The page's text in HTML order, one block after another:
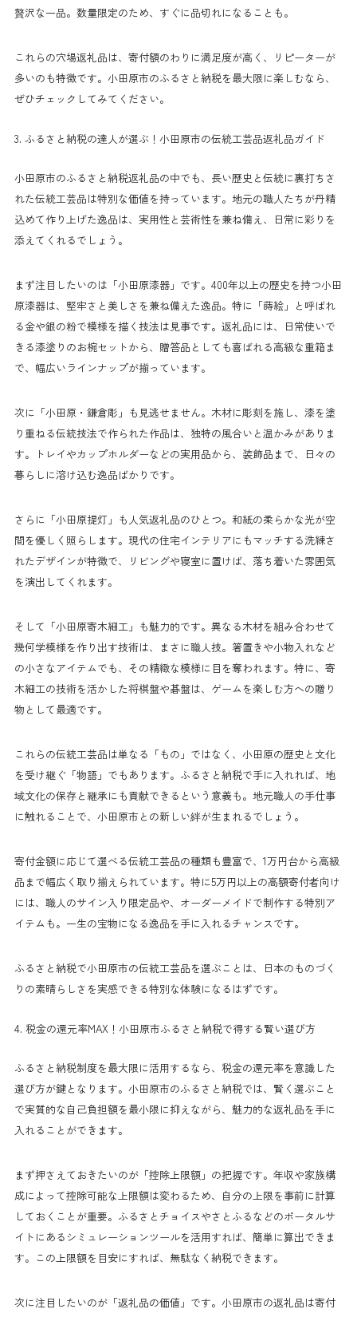
贅沢な一品。数量限定のため、すぐに品切れになることも。
これらの穴場返礼品は、寄付額のわりに満足度が高く、リピーターが
多いのも特徴です。小田原市のふるさと納税を最大限に楽しむなら、
ぜひチェックしてみてください。
3. ふるさと納税の達人が選ぶ！小田原市の伝統工芸品返礼品ガイド
小田原市のふるさと納税返礼品の中でも、長い歴史と伝統に裏打ちさ
れた伝統工芸品は特別な価値を持っています。地元の職人たちが丹精
込めて作り上げた逸品は、実用性と芸術性を兼ね備え、日常に彩りを
添えてくれるでしょう。
まず注目したいのは「小田原漆器」です。400年以上の歴史を持つ小田
原漆器は、堅牢さと美しさを兼ね備えた逸品。特に「蒔絵」と呼ばれ
る金や銀の粉で模様を描く技法は見事です。返礼品には、日常使いで
きる漆塗りのお椀セットから、贈答品としても喜ばれる高級な重箱ま
で、幅広いラインナップが揃っています。
次に「小田原・鎌倉彫」も見逃せません。木材に彫刻を施し、漆を塗
り重ねる伝統技法で作られた作品は、独特の風合いと温かみがありま
す。トレイやカップホルダーなどの実用品から、装飾品まで、日々の
暮らしに溶け込む逸品ばかりです。
さらに「小田原提灯」も人気返礼品のひとつ。和紙の柔らかな光が空
間を優しく照らします。現代の住宅インテリアにもマッチする洗練さ
れたデザインが特徴で、リビングや寝室に置けば、落ち着いた雰囲気
を演出してくれます。
そして「小田原寄木細工」も魅力的です。異なる木材を組み合わせて
幾何学模様を作り出す技術は、まさに職人技。箸置きや小物入れなど
の小さなアイテムでも、その精緻な模様に目を奪われます。特に、寄
木細工の技術を活かした将棋盤や碁盤は、ゲームを楽しむ方への贈り
物として最適です。
これらの伝統工芸品は単なる「もの」ではなく、小田原の歴史と文化
を受け継ぐ「物語」でもあります。ふるさと納税で手に入れれば、地
域文化の保存と継承にも貢献できるという意義も。地元職人の手仕事
に触れることで、小田原市との新しい絆が生まれるでしょう。
寄付金額に応じて選べる伝統工芸品の種類も豊富で、1万円台から高級
品まで幅広く取り揃えられています。特に5万円以上の高額寄付者向け
には、職人のサイン入り限定品や、オーダーメイドで制作する特別ア
イテムも。一生の宝物になる逸品を手に入れるチャンスです。
ふるさと納税で小田原市の伝統工芸品を選ぶことは、日本のものづく
りの素晴らしさを実感できる特別な体験になるはずです。
4. 税金の還元率MAX！小田原市ふるさと納税で得する賢い選び方
ふるさと納税制度を最大限に活用するなら、税金の還元率を意識した
選び方が鍵となります。小田原市のふるさと納税では、賢く選ぶこと
で実質的な自己負担額を最小限に抑えながら、魅力的な返礼品を手に
入れることができます。
まず押さえておきたいのが「控除上限額」の把握です。年収や家族構
成によって控除可能な上限額は変わるため、自分の上限を事前に計算
しておくことが重要。ふるさとチョイスやさとふるなどのポータルサ
イトにあるシミュレーションツールを活用すれば、簡単に算出できま
す。この上限額を目安にすれば、無駄なく納税できます。
次に注目したいのが「返礼品の価値」です。小田原市の返礼品は寄付